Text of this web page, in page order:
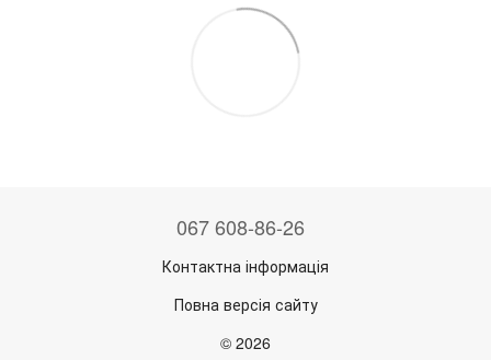
067 608-86-26
Контактна інформація
Повна версія сайту
© 2026